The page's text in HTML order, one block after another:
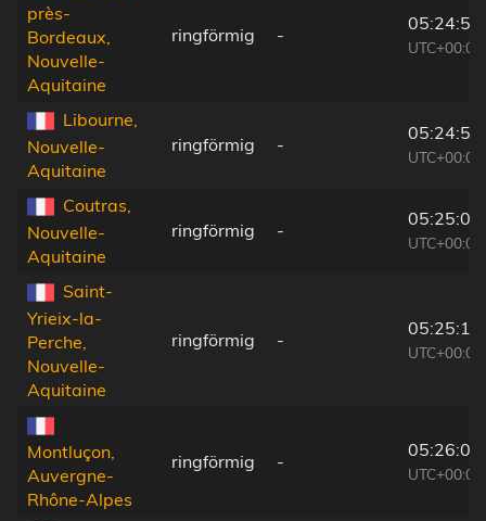
près-
Bordeaux,
Nouvelle-
Aquitaine
ringförmig -
05:24:52
UTC+00:09
Libourne,
Nouvelle-
Aquitaine
ringförmig -
05:24:53
UTC+00:09
Coutras,
Nouvelle-
Aquitaine
ringförmig -
05:25:00
UTC+00:09
Saint-
Yrieix-la-
Perche,
Nouvelle-
Aquitaine
ringförmig -
05:25:17
UTC+00:09
Montluçon,
Auvergne-
Rhône-Alpes
ringförmig -
05:26:02
UTC+00:09